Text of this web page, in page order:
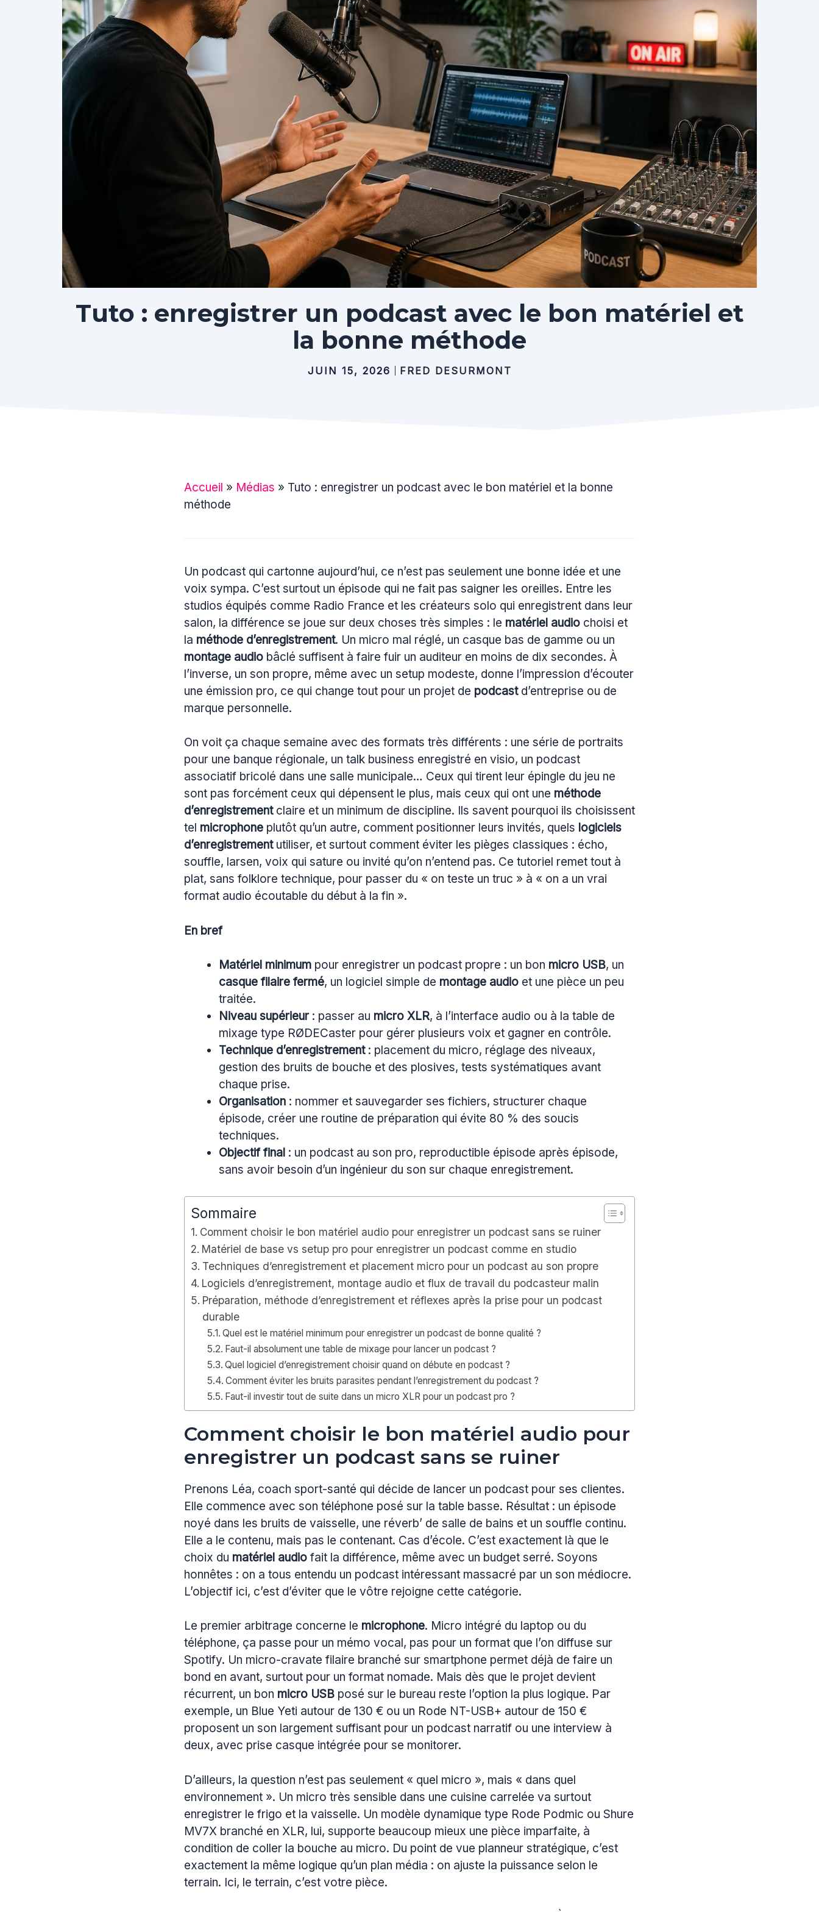
Tuto : enregistrer un podcast avec le bon matériel et
la bonne méthode
JUIN 15, 2026 FRED DESURMONT
Accueil » Médias » Tuto : enregistrer un podcast avec le bon matériel et la bonne
méthode
Un podcast qui cartonne aujourd’hui, ce n’est pas seulement une bonne idée et une
voix sympa. C’est surtout un épisode qui ne fait pas saigner les oreilles. Entre les
studios équipés comme Radio France et les créateurs solo qui enregistrent dans leur
salon, la différence se joue sur deux choses très simples : le matériel audio choisi et
la méthode d’enregistrement. Un micro mal réglé, un casque bas de gamme ou un
montage audio bâclé suffisent à faire fuir un auditeur en moins de dix secondes. À
l’inverse, un son propre, même avec un setup modeste, donne l’impression d’écouter
une émission pro, ce qui change tout pour un projet de podcastd’entreprise ou de
marque personnelle.
On voit ça chaque semaine avec des formats très différents : une série de portraits
pour une banque régionale, un talk business enregistré en visio, un podcast
associatif bricolé dans une salle municipale… Ceux qui tirent leur épingle du jeu ne
sont pas forcément ceux qui dépensent le plus, mais ceux qui ont une méthode
d’enregistrementclaire et un minimum de discipline. Ils savent pourquoi ils choisissent
tel microphone plutôt qu’un autre, comment positionner leurs invités, quels logiciels
d’enregistrementutiliser, et surtout comment éviter les pièges classiques : écho,
souffle, larsen, voix qui sature ou invité qu’on n’entend pas. Ce tutoriel remet tout à
plat, sans folklore technique, pour passer du « on teste un truc » à « on a un vrai
format audio écoutable du début à la fin ».
En bref
Matériel minimum pour enregistrer un podcast propre : un bon micro USB, un
casque filaire fermé, un logiciel simple de montage audio et une pièce un peu
traitée.
Niveau supérieur: passer au micro XLR, à l’interface audio ou à la table de
mixage type RØDECaster pour gérer plusieurs voix et gagner en contrôle.
Technique d’enregistrement: placement du micro, réglage des niveaux,
gestion des bruits de bouche et des plosives, tests systématiques avant
chaque prise.
Organisation : nommer et sauvegarder ses fichiers, structurer chaque
épisode, créer une routine de préparation qui évite 80 % des soucis
techniques.
Objectif final : un podcast au son pro, reproductible épisode après épisode,
sans avoir besoin d’un ingénieur du son sur chaque enregistrement.
Sommaire
Comment choisir le bon matériel audio pour enregistrer un podcast sans se ruiner
Matériel de base vs setup pro pour enregistrer un podcast comme en studio
Techniques d’enregistrement et placement micro pour un podcast au son propre
Logiciels d’enregistrement, montage audio et flux de travail du podcasteur malin
Préparation, méthode d’enregistrement et réflexes après la prise pour un podcast
durable
Quel est le matériel minimum pour enregistrer un podcast de bonne qualité ?
Faut-il absolument une table de mixage pour lancer un podcast ?
Quel logiciel d’enregistrement choisir quand on débute en podcast ?
Comment éviter les bruits parasites pendant l’enregistrement du podcast ?
Faut-il investir tout de suite dans un micro XLR pour un podcast pro ?
Comment choisir le bon matériel audio pour
enregistrer un podcast sans se ruiner
Prenons Léa, coach sport-santé qui décide de lancer un podcast pour ses clientes.
Elle commence avec son téléphone posé sur la table basse. Résultat : un épisode
noyé dans les bruits de vaisselle, une réverb’ de salle de bains et un souffle continu.
Elle a le contenu, mais pas le contenant. Cas d’école. C’est exactement là que le
choix du matériel audio fait la différence, même avec un budget serré. Soyons
honnêtes : on a tous entendu un podcast intéressant massacré par un son médiocre.
L’objectif ici, c’est d’éviter que le vôtre rejoigne cette catégorie.
Le premier arbitrage concerne le microphone. Micro intégré du laptop ou du
téléphone, ça passe pour un mémo vocal, pas pour un format que l’on diffuse sur
Spotify. Un micro-cravate filaire branché sur smartphone permet déjà de faire un
bond en avant, surtout pour un format nomade. Mais dès que le projet devient
récurrent, un bon micro USB posé sur le bureau reste l’option la plus logique. Par
exemple, un Blue Yeti autour de 130 € ou un Rode NT-USB+ autour de 150 €
proposent un son largement suffisant pour un podcast narratif ou une interview à
deux, avec prise casque intégrée pour se monitorer.
D’ailleurs, la question n’est pas seulement « quel micro », mais « dans quel
environnement ». Un micro très sensible dans une cuisine carrelée va surtout
enregistrer le frigo et la vaisselle. Un modèle dynamique type Rode Podmic ou Shure
MV7X branché en XLR, lui, supporte beaucoup mieux une pièce imparfaite, à
condition de coller la bouche au micro. Du point de vue planneur stratégique, c’est
exactement la même logique qu’un plan média : on ajuste la puissance selon le
terrain. Ici, le terrain, c’est votre pièce.